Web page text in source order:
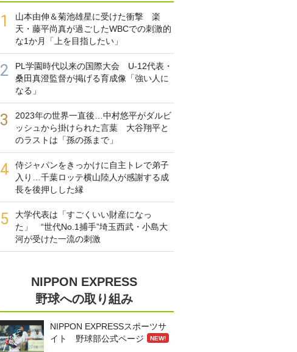
1
山本由伸＆菊池雄星に受けた衝撃 楽
天・藤平尚真が過ごしたWBCでの刺激的
な1か月「上を目指したい」
2
PL学園時代以来の国際大会 U-12代表・
桑田真澄監督が掲げる育成像「強い人に
なる」
3
2023年の世界一直後…中村悠平がダルビ
ッシュから掛けられた言葉 大谷翔平と
のラストは「孫の孫まで」
4
侍ジャパンをきっかけに自主トレで弟子
入り…千葉ロッテ横山陸人が感謝する成
長を後押しした縁
5
大学代表は「すごくいい財産になっ
た」 “世代No.1捕手”埼玉西武・小島大
河が受けた一流の刺激
NIPPON EXPRESS
野球への取り組み
NIPPON EXPRESSスポーツサ
イト 野球部公式ページ
NEW!